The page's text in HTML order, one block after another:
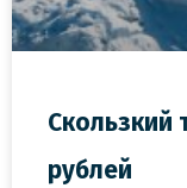
Скользкий
рублей